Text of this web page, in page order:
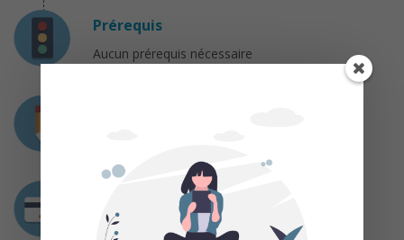
Prérequis
Aucun prérequis nécessaire
Gratuit